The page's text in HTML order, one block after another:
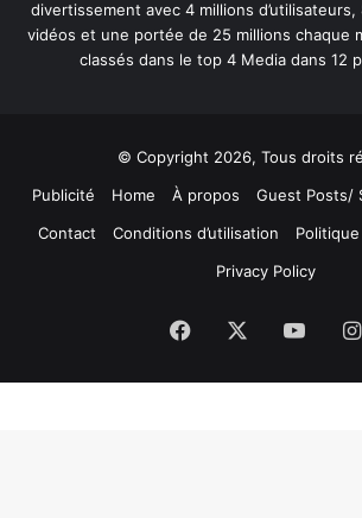
divertissement avec 4 millions
vidéos et une portée de 25 millions chaque
classés dans le top 4 Media dans 12
© Copyright 2026, Tous droits
Publicité
Home À propos
Guest Posts/
Contact
Conditions d’utilisation
Privacy Policy
Facebook